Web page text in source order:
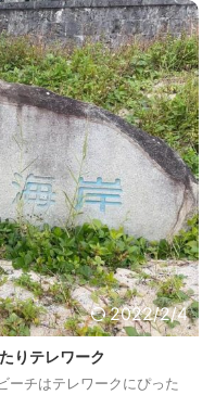
2022/2/4
りテレワーク
ーチはテレワークにぴった